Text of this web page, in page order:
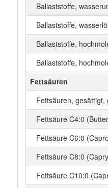
Ballaststoffe,
Ballaststoffe,
Ballaststoffe,
Ballaststoffe,
Fettsäuren
Fettsäuren, gesättigt,
Fettsäure C4:0
Fettsäure C6:0
Fettsäure C8:0
Fettsäure C10:0